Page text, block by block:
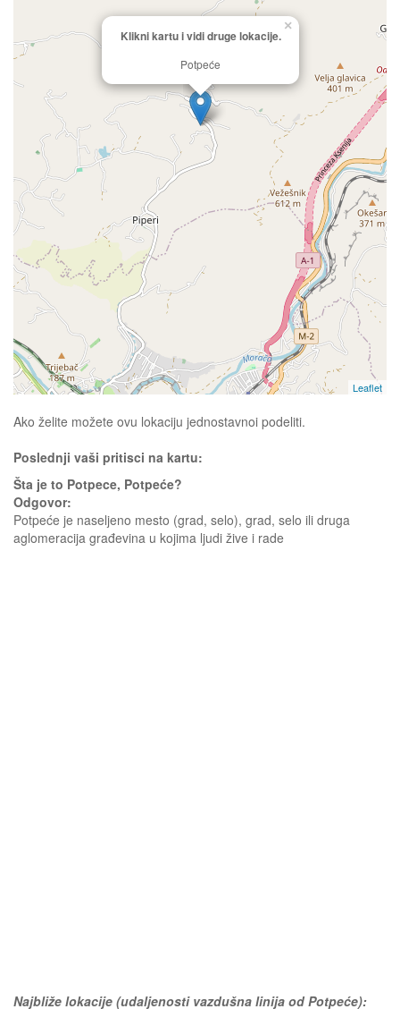
Klikni kartu i vidi druge lokacije.
Potpeće
×
Leaflet
Ako želite možete ovu lokaciju jednostavnoi podeliti.
Poslednji vaši pritisci na kartu:
Šta je to Potpece, Potpeće?
Odgovor:
Potpeće je naseljeno mesto (grad, selo), grad, selo ili druga
aglomeracija građevina u kojima ljudi žive i rade
Najbliže lokacije (udaljenosti vazdušna linija od Potpeće):